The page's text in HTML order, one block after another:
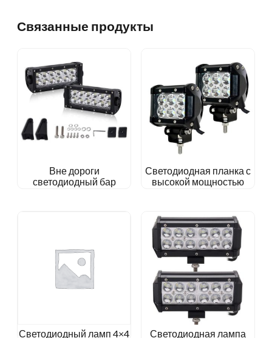
Связанные продукты
Вне дороги
светодиодный бар
Светодиодная планка с
высокой мощностью
Светодиодный ламп 4×4 Светодиодная лампа